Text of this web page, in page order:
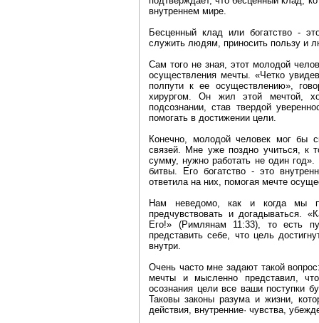
внутреннем мире.
Бесценный клад или богатство -
служить людям, приносить пользу и
Сам того не зная, этот молодой
осуществления мечты. «Четко
полпути к ее осуществлению»,
хирургом. Он жил этой мечтой,
подсознании, став твердой
помогать в достижении цели.
Конечно, молодой человек мог бы
связей. Мне уже поздно учиться, к
сумму, нужно работать не один
битвы. Его богатство - это
ответила на них, помогая мечте
Нам неведомо, как и когда мы
предчувствовать и догадываться.
Его!» (Римлянам 11:33), то есть
представить себе, что цель
внутри.
Очень часто мне задают такой
мечты и мысленно представил,
осознания цели все ваши поступки
Таковы законы разума и жизни,
действия, внутренние· чувства,